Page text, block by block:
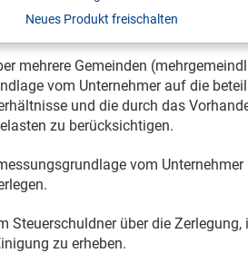
Neues Produkt freischalten
mehrere Gemeinden
vom Unternehmer auf die
und die durch das
zu berücksichtigen.
vom
Steuerschuldner über die Zerlegung,
zu erheben.